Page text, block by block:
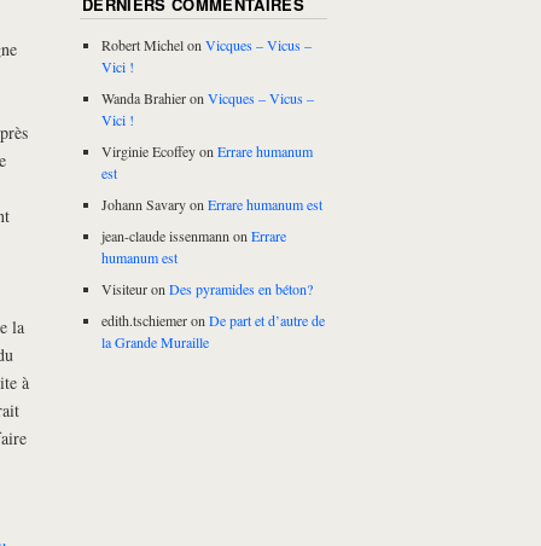
la
à
Robert MichelonVicques – Vicus –
Vici !
Wanda BrahieronVicques – Vicus –
Vici !
Virginie EcoffeyonErrare humanum
est
Johann SavaryonErrare humanum est
jean-claude issenmannonErrare
humanum est
VisiteuronDes pyramides en béton?
edith.tschiemeronDe part et d’autre de
la Grande Muraille